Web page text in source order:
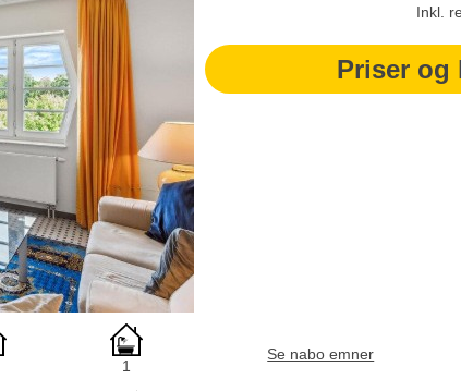
Inkl.
Priser og
1
Se nabo emner